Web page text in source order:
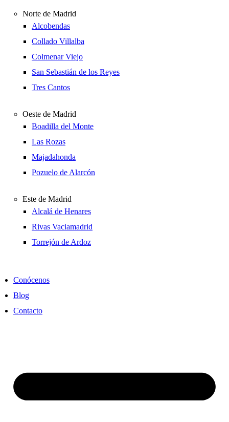
Norte de Madrid
Alcobendas
Collado Villalba
Colmenar Viejo
San Sebastián de los Reyes
Tres Cantos
Oeste de Madrid
Boadilla del Monte
Las Rozas
Majadahonda
Pozuelo de Alarcón
Este de Madrid
Alcalá de Henares
Rivas Vaciamadrid
Torrejón de Ardoz
Conócenos
Blog
Contacto